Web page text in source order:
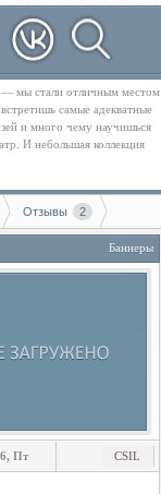
— мы стали отличным местом
самые адекватные
и много чему научишься
И небольшая коллекция
Отзывы 2
Баннеры
Пт CSIL